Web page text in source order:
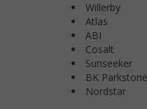
Willerby
Atlas
ABI
Cosalt
Sunseeker
BK Parkstone
Nordstar